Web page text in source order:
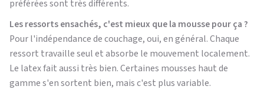
préférées sont très différents.
Les ressorts ensachés, c'est mieux que la mousse pour ça ?
Pour l'indépendance de couchage, oui, en général. Chaque
ressort travaille seul et absorbe le mouvement localement.
Le latex fait aussi très bien. Certaines mousses haut de
gamme s'en sortent bien, mais c'est plus variable.